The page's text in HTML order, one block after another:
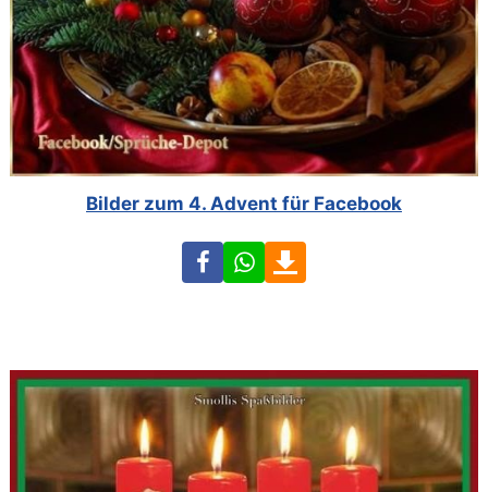
Bilder zum 4. Advent für Facebook
FacebookWhatsApp